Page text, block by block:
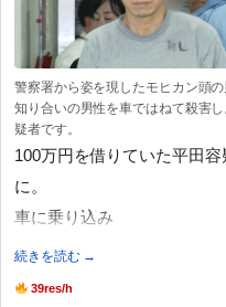
警察署から姿を現したモヒカン頭の
知り合いの男性を車ではねて殺害
疑者です。
100万円を借りていた平田
に。
車に乗り込み
続きを読む →
39res/h